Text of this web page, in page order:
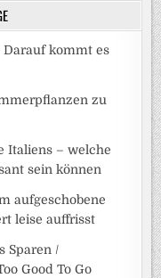
kommt es
zu
Italiens – welche
sein können
aufgeschobene
leise auffrisst
Sparen /
Good To Go